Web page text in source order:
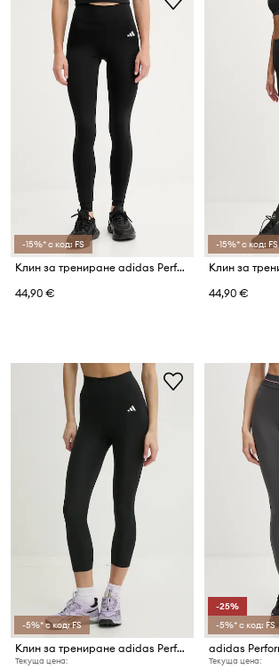
-15%* с код: FS
Клин за трениране adidas Performance Optime Essentials
44,90 €
-15%* с код: FS
44,90 €
-5%* с код: FS
Клин за трениране adidas Performance Optime Essentials
Текуща цена:
-25%
-5%* с код: FS
Текуща цена: